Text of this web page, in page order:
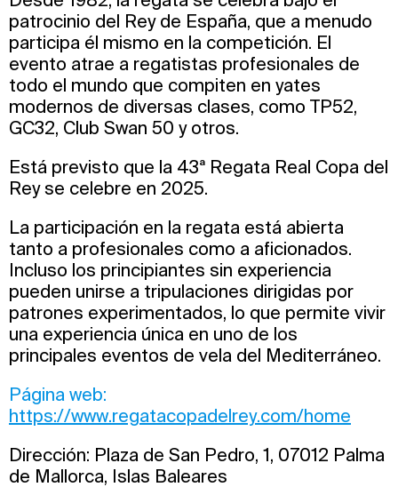
patrocinio del Rey de España, que a menudo
participa él mismo en la competición. El
evento atrae a regatistas profesionales de
todo el mundo que compiten en yates
modernos de diversas clases, como TP52,
GC32, Club Swan 50 y otros.
Está previsto que la 43ª Regata Real Copa del
Rey se celebre en 2025.
La participación en la regata está abierta
tanto a profesionales como a aficionados.
Incluso los principiantes sin experiencia
pueden unirse a tripulaciones dirigidas por
patrones experimentados, lo que permite vivir
una experiencia única en uno de los
principales eventos de vela del Mediterráneo.
Página web:
https://www.regatacopadelrey.com/home
Dirección: Plaza de San Pedro, 1, 07012 Palma
de Mallorca, Islas Baleares